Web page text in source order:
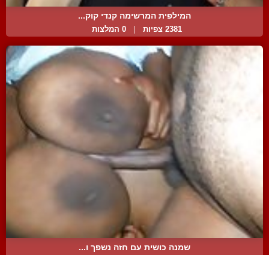
המילפית המרשימה קנדי קוק...
2381 צפיות | 0 המלצות
שמנה כושית עם חזה נשפך ו...